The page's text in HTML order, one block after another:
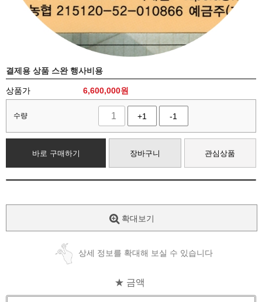
결제용 상품 스완 행사비용
상품가 6,600,000원
수량 +1 -1
바로 구매하기 장바구니 관심상품
확대보기
상세 정보를 확대해 보실 수 있습니다
★ 금액